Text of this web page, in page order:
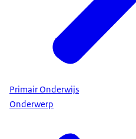
Primair Onderwijs
Onderwerp